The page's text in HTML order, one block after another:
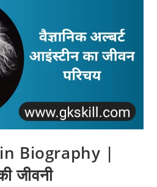
Biography |
जीवनी